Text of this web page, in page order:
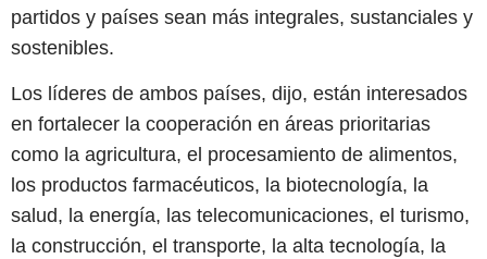
partidos y países sean más integrales, sustanciales y
sostenibles.
Los líderes de ambos países, dijo, están interesados
en fortalecer la cooperación en áreas prioritarias
como la agricultura, el procesamiento de alimentos,
los productos farmacéuticos, la biotecnología, la
salud, la energía, las telecomunicaciones, el turismo,
la construcción, el transporte, la alta tecnología, la